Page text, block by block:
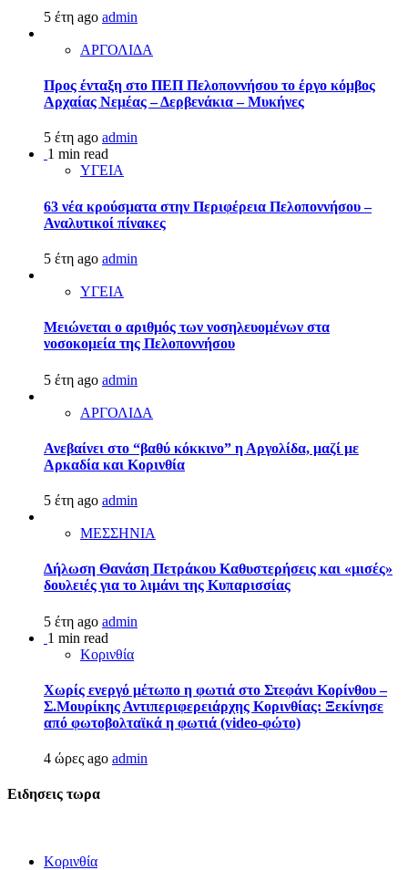
5 έτη ago admin
ΑΡΓΟΛΙΔΑ
Προς ένταξη στο ΠΕΠ Πελοποννήσου το έργο κόμβος
Αρχαίας Νεμέας – Δερβενάκια – Μυκήνες
5 έτη ago admin
1 min read
ΥΓΕΙΑ
63 νέα κρούσματα στην Περιφέρεια Πελοποννήσου –
Αναλυτικοί πίνακες
5 έτη ago admin
ΥΓΕΙΑ
Μειώνεται ο αριθμός των νοσηλευομένων στα
νοσοκομεία της Πελοποννήσου
5 έτη ago admin
ΑΡΓΟΛΙΔΑ
Ανεβαίνει στο “βαθύ κόκκινο” η Αργολίδα, μαζί με
Αρκαδία και Κορινθία
5 έτη ago admin
ΜΕΣΣΗΝΙΑ
Δήλωση Θανάση Πετράκου Καθυστερήσεις και «μισές»
δουλειές για το λιμάνι της Κυπαρισσίας
5 έτη ago admin
1 min read
Κορινθία
Χωρίς ενεργό μέτωπο η φωτιά στο Στεφάνι Κορίνθου –
Σ.Μουρίκης Αντιπεριφερειάρχης Κορινθίας: Ξεκίνησε
από φωτοβολταϊκά η φωτιά (video-φώτο)
4 ώρες ago admin
Ειδησεις τωρα
Κορινθία